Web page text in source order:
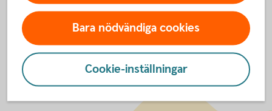
Bara nödvändiga cookies
Cookie-inställningar